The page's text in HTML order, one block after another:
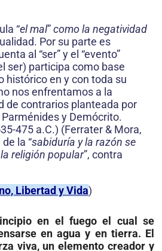
“el mal”como la negatividad
Por su parte es
al “ser” y el “evento”
ser) participa como base
histórico en y con toda su
nos enfrentamos a la
de contrarios planteada por
y Demócrito.
475 a.C.) (Ferrater & Mora,
la “sabiduría y la razón se
religión popular”, contra
Libertad y Vida)
en el fuego el cual se
en agua y en tierra. El
viva, un elemento creador y